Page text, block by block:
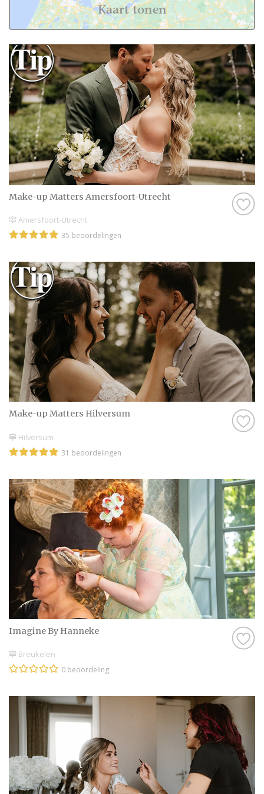
onze pagina zoekt heb je binnen een mum
van tijd gevonden waar je naar zoekt; een
gepassioneerde topkapper voor jouw
speciale en dierbare lokken. Via de
contactgegevens kun je vandaag nog een
afspraak maken met een topkapper die
jouw haar omtovert tot een prachtig kapsel
en je met een fijne, persoonlijke behandeling
verwelkomt in zijn zaak.
Make-up Matters Amersfoort-Utrecht
Amersfoort-Utrecht
35 beoordelingen
Make-up Matters Hilversum
Hilversum
31 beoordelingen
Imagine By Hanneke
Breukelen
0 beoordeling
Kaart tonen